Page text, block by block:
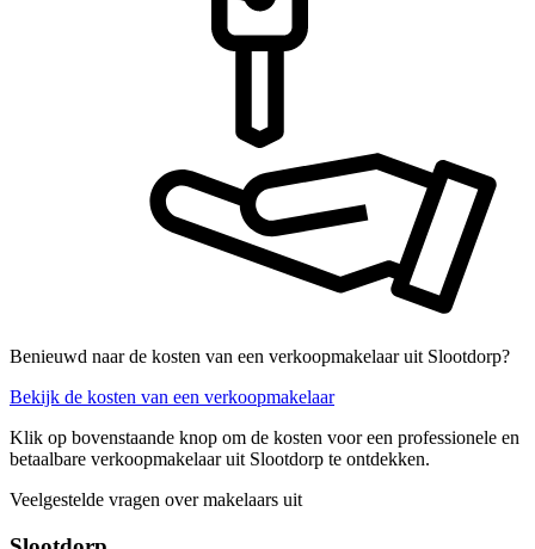
Benieuwd naar de kosten van een verkoopmakelaar uit Slootdorp?
Bekijk de kosten van een verkoopmakelaar
Klik op bovenstaande knop om de kosten voor een professionele en
betaalbare verkoopmakelaar uit Slootdorp te ontdekken.
Veelgestelde vragen over makelaars uit